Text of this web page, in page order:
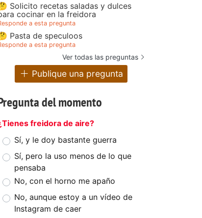
Solicito recetas saladas y dulces
cocinar en la freidora
a esta pregunta
Pasta de speculoos
a esta pregunta
Ver todas las preguntas
Publique una pregunta
del momento
freidora de aire?
Sí, y le doy bastante guerra
Sí, pero la uso menos de lo que
pensaba
No, con el horno me apaño
No, aunque estoy a un vídeo de
Instagram de caer